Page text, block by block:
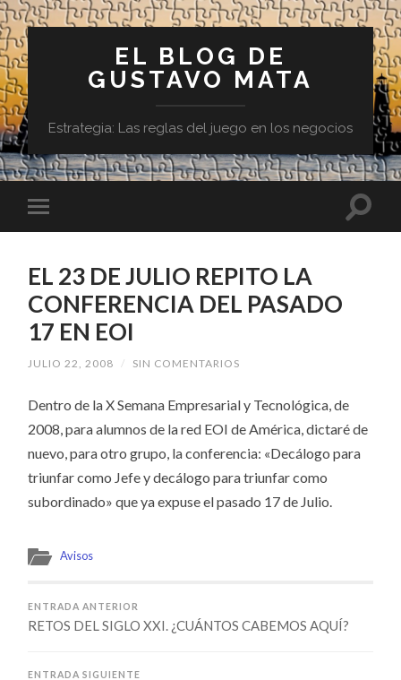
EL BLOG DE
GUSTAVO MATA
Estrategia: Las reglas del juego en los negocios
EL 23 DE JULIO REPITO LA
CONFERENCIA DEL PASADO
17 EN EOI
JULIO 22, 2008 / SIN COMENTARIOS
Dentro de la X Semana Empresarial y Tecnológica, de
2008, para alumnos de la red EOI de América, dictaré de
nuevo, para otro grupo, la conferencia: «Decálogo para
triunfar como Jefe y decálogo para triunfar como
subordinado» que ya expuse el pasado 17 de Julio.
Avisos
ENTRADA ANTERIOR
RETOS DEL SIGLO XXI. ¿CUÁNTOS CABEMOS AQUÍ?
ENTRADA SIGUIENTE